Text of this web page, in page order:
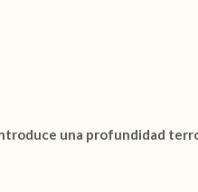
una profundidad